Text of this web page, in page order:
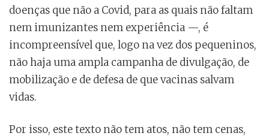
doenças que não a Covid, para as quais não faltam
nem imunizantes nem experiência —, é
incompreensível que, logo na vez dos pequeninos,
não haja uma ampla campanha de divulgação, de
mobilização e de defesa de que vacinas salvam
vidas.
Por isso, este texto não tem atos, não tem cenas,